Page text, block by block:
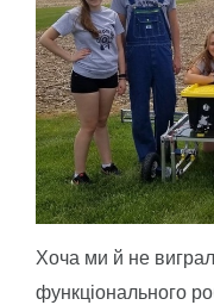
Хоча ми й не
функціонального